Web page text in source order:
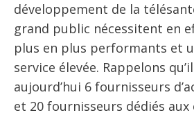
développement de la
grand public nécessitent en
plus en plus performants et
service élevée. Rappelons
aujourd’hui 6 fournisseurs
et 20 fournisseurs dédiés